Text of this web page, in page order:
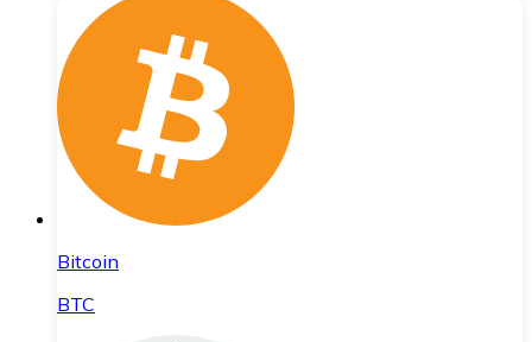
Bitcoin
BTC